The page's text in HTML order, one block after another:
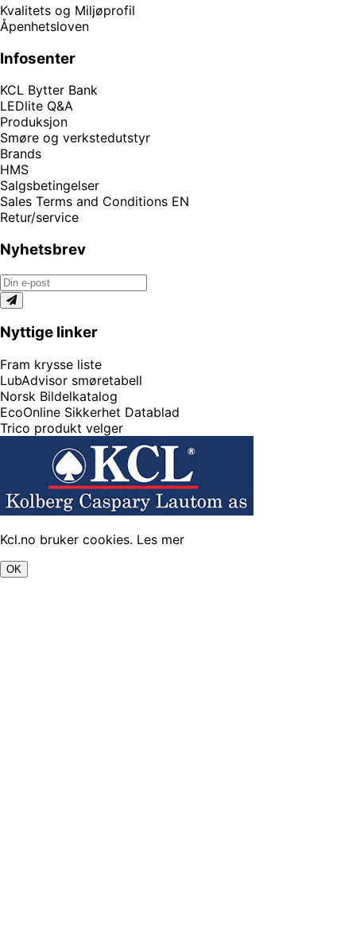
Kvalitets og Miljøprofil
Åpenhetsloven
Infosenter
KCL Bytter Bank
LEDlite Q&A
Produksjon
Smøre og verkstedutstyr
Brands
HMS
Salgsbetingelser
Sales Terms and Conditions EN
Retur/service
Nyhetsbrev
Nyttige linker
Fram krysse liste
LubAdvisor smøretabell
Norsk Bildelkatalog
EcoOnline Sikkerhet Datablad
Trico produkt velger
Kcl.no bruker cookies. Les mer
OK